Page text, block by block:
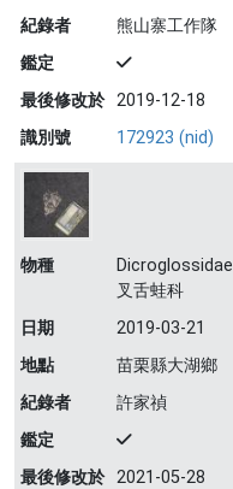
紀錄者
熊山寨工作隊
鑑定
最後修改於 2019-12-18
識別號
172923 (nid)
物種
Dicroglossidae
叉舌蛙科
日期
2019-03-21
地點
苗栗縣大湖鄉
紀錄者
許家禎
鑑定
最後修改於 2021-05-28